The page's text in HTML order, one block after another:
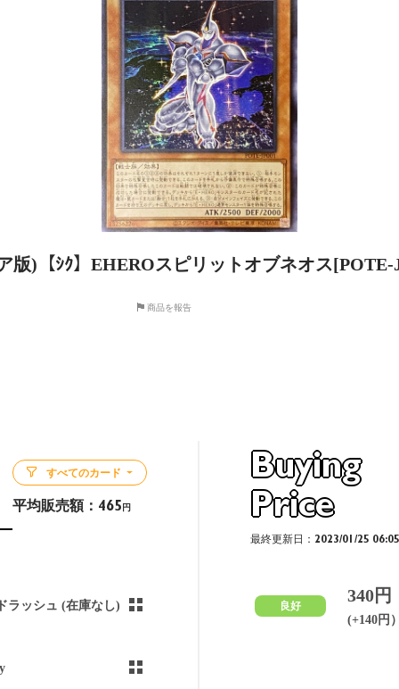
版)【ｼｸ】EHEROスピリットオブネオス[POTE-
商品を報告
すべてのカード
平均販売額： 465 円
ラッシュ (在庫なし)
Buying
Price
最終更新日：2023/01/25 06:05
良好
340円
(+140円